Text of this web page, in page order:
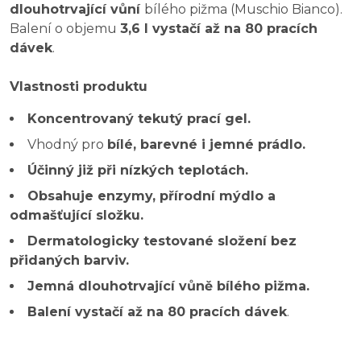
dlouhotrvající vůní bílého pižma (Muschio Bianco).
Balení o objemu 3,6 l vystačí až na 80 pracích
dávek.
Vlastnosti produktu
Koncentrovaný tekutý prací gel.
Vhodný pro bílé, barevné i jemné prádlo.
Účinný již při nízkých teplotách.
Obsahuje enzymy, přírodní mýdlo a
odmašťující složku.
Dermatologicky testované složení bez
přidaných barviv.
Jemná dlouhotrvající vůně bílého pižma.
Balení vystačí až na 80 pracích dávek.